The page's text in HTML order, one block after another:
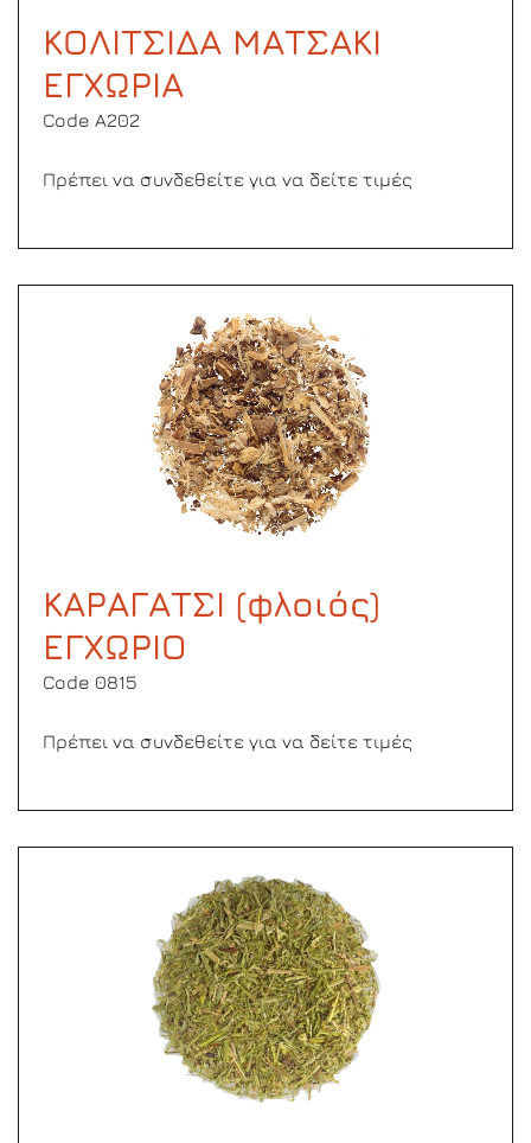
ΚΟΛΙΤΣΙΔΑ ΜΑΤΣΑΚΙ
ΕΓΧΩΡΙΑ
Code Α202
Πρέπει να συνδεθείτε για να δείτε τιμές
ΚΑΡΑΓΑΤΣΙ (φλοιός)
ΕΓΧΩΡΙΟ
Code 0815
Πρέπει να συνδεθείτε για να δείτε τιμές